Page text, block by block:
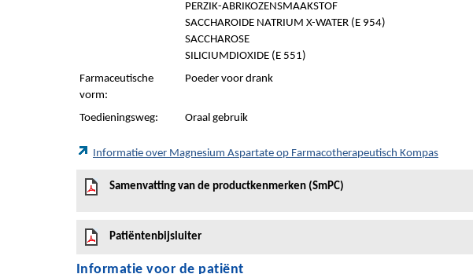
PERZIK-ABRIKOZENSMAAKSTOF
SACCHAROIDE NATRIUM X-WATER (E 954)
SACCHAROSE
SILICIUMDIOXIDE (E 551)
Farmaceutische
vorm:
Poeder voor drank
Toedieningsweg: Oraal gebruik
Informatie over Magnesium Aspartate op Farmacotherapeutisch Kompas
Samenvatting van de productkenmerken (SmPC)
Patiëntenbijsluiter
Informatie voor de patiënt